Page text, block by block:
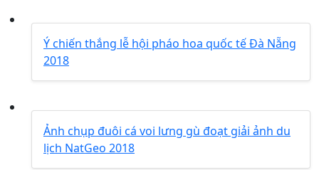
Ý chiến thắng lễ hội pháo hoa quốc tế Đà Nẵng
2018
Ảnh chụp đuôi cá voi lưng gù đoạt giải ảnh du
lịch NatGeo 2018